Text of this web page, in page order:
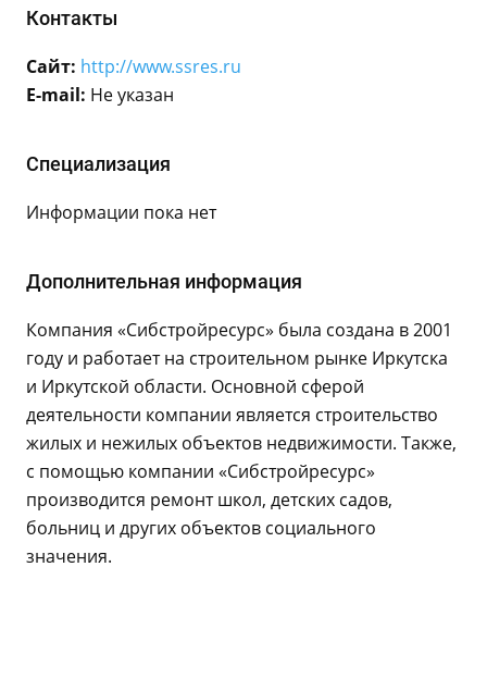
Контакты
Сайт: http://www.ssres.ru
E-mail: Не указан
Специализация
Информации пока нет
Дополнительная информация
Компания «Сибстройресурс» была создана в 2001
году и работает на строительном рынке Иркутска
и Иркутской области. Основной сферой
деятельности компании является строительство
жилых и нежилых объектов недвижимости. Также,
с помощью компании «Сибстройресурс»
производится ремонт школ, детских садов,
больниц и других объектов социального
значения.